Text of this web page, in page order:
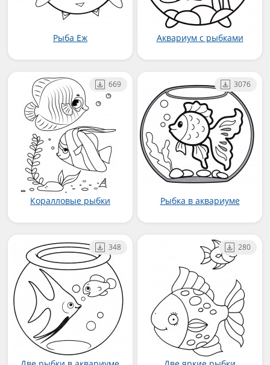
Рыба Еж Аквариум с рыбками
Коралловые рыбки
669
Рыбка в аквариуме
3076
348 280